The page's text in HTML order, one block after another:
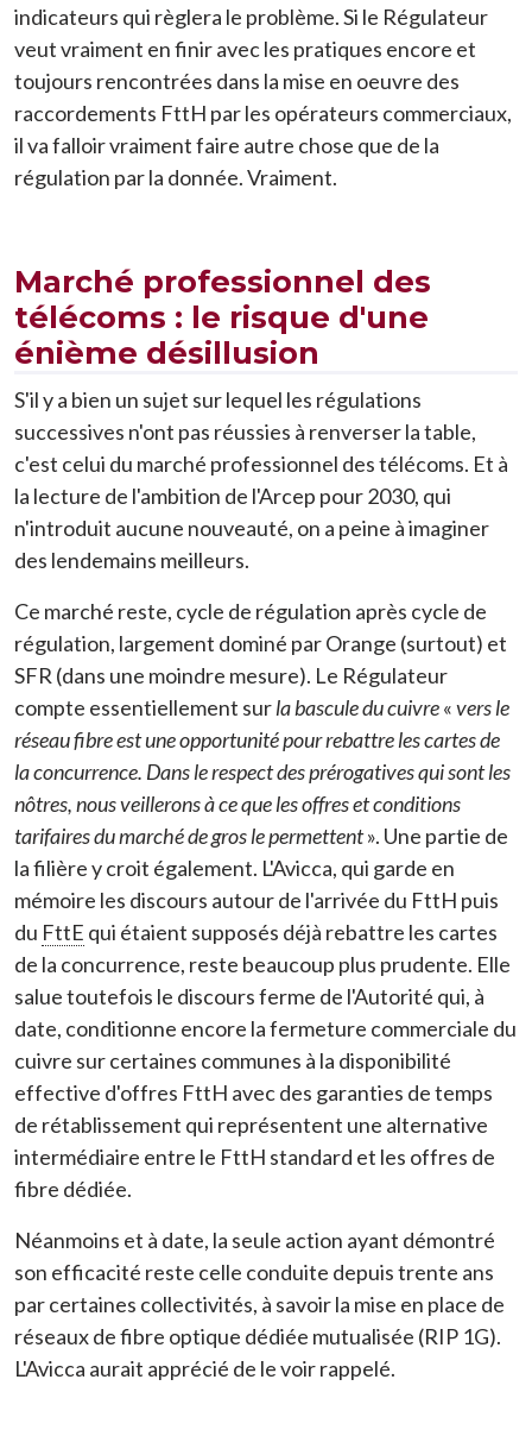
indicateurs qui règlera le problème. Si le Régulateur
veut vraiment en finir avec les pratiques encore et
toujours rencontrées dans la mise en oeuvre des
raccordements FttH par les opérateurs commerciaux,
il va falloir vraiment faire autre chose que de la
régulation par la donnée. Vraiment.
Marché professionnel des
télécoms : le risque d'une
énième désillusion
S'il y a bien un sujet sur lequel les régulations
successives n'ont pas réussies à renverser la table,
c'est celui du marché professionnel des télécoms. Et à
la lecture de l'ambition de l'Arcep pour 2030, qui
n'introduit aucune nouveauté, on a peine à imaginer
des lendemains meilleurs.
Ce marché reste, cycle de régulation après cycle de
régulation, largement dominé par Orange (surtout) et
SFR (dans une moindre mesure). Le Régulateur
compte essentiellement surla bascule du cuivre«vers le
réseau fibre est une opportunité pour rebattre les cartes de
la concurrence. Dans le respect des prérogatives qui sont les
nôtres, nous veillerons à ce que les offres et conditions
tarifaires du marché de gros le permettent». Une partie de
la filière y croit également. L'Avicca, qui garde en
mémoire les discours autour de l'arrivée du FttH puis
du FttE qui étaient supposés déjà rebattre les cartes
de la concurrence, reste beaucoup plus prudente. Elle
salue toutefois le discours ferme de l'Autorité qui, à
date, conditionne encore la fermeture commerciale du
cuivre sur certaines communes à la disponibilité
effective d'offres FttH avec des garanties de temps
de rétablissement qui représentent une alternative
intermédiaire entre le FttH standard et les offres de
fibre dédiée.
Néanmoins et à date, la seule action ayant démontré
son efficacité reste celle conduite depuis trente ans
par certaines collectivités, à savoir la mise en place de
réseaux de fibre optique dédiée mutualisée (RIP 1G).
L'Avicca aurait apprécié de le voir rappelé.